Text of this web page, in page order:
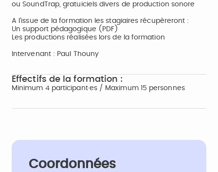
ou SoundTrap, gratuiciels divers de production sonore
A l’issue de la formation les stagiaires récupèreront :
Un support pédagogique (PDF)
Les productions réalisées lors de la formation
Intervenant : Paul Thouny
Effectifs de la formation :
Minimum 4 participant·es / Maximum 15 personnes
Coordonnées